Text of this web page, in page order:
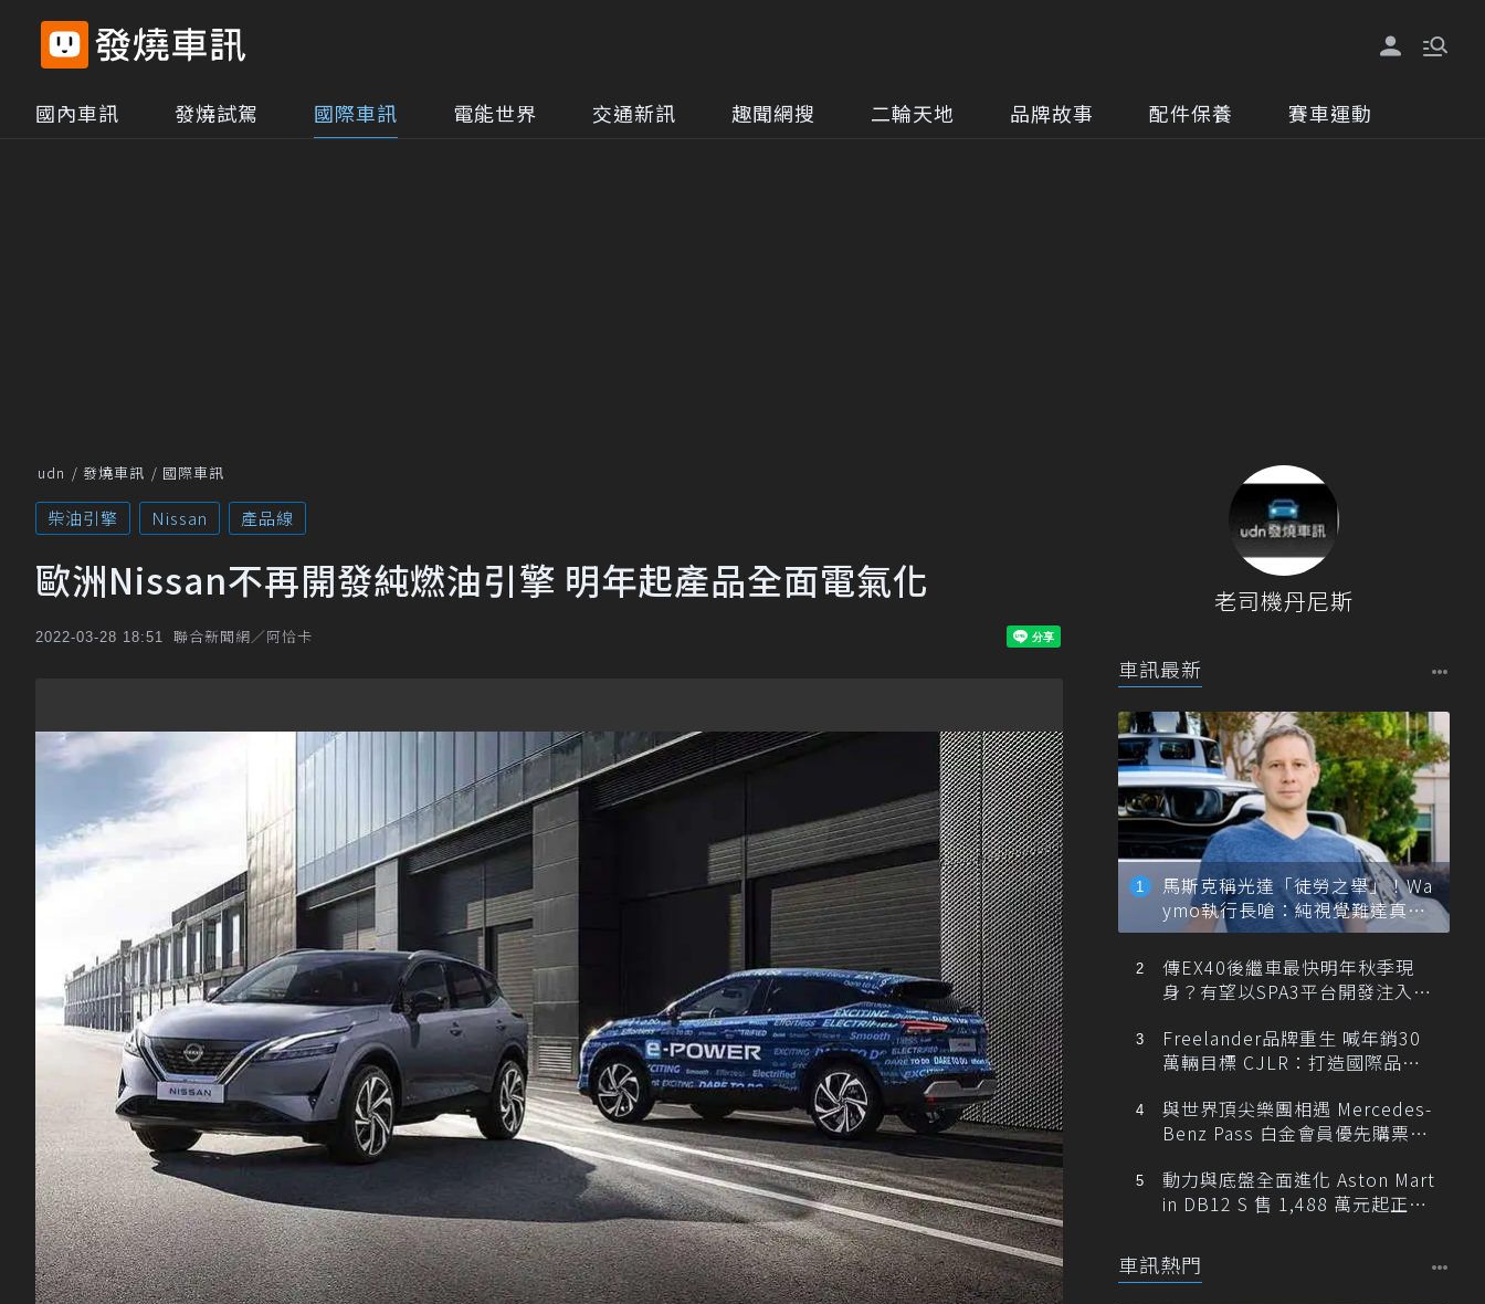
國內車訊 發燒試駕 國際車訊 電能世界 交通新訊 趣聞網搜 二輪天地 品牌故事 配件保養 賽車運動
udn 發燒車訊 國際車訊
柴油引擎 Nissan 產品線
歐洲Nissan不再開發純燃油引擎 明年起產品全面電氣化
2022-03-28 18:51 聯合新聞網／阿恰卡
老司機丹尼斯
車訊最新
馬斯克稱光達「徒勞之舉」！Wa
ymo執行長嗆：純視覺難達真正
自動駕駛
傳EX40後繼車最快明年秋季現
身？有望以SPA3平台開發注入80
Freelander品牌重生 喊年銷30
萬輛目標 CJLR：打造國際品牌
與世界頂尖樂團相遇 Mercedes-
Benz Pass 白金會員優先購票維
動力與底盤全面進化 Aston Mart
in DB12 S 售 1,488 萬元起正式
車訊熱門